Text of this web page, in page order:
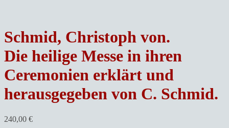
Schmid, Christoph von.
Die heilige Messe in ihren
Ceremonien erklärt und
herausgegeben von C. Schmid.
240,00 €